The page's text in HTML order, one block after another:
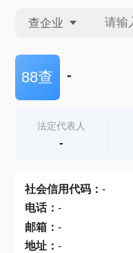
查企业
查企业
查产地
88查 -
法定代表人
-
社会信用代码： -
电话： -
邮箱： -
地址： -